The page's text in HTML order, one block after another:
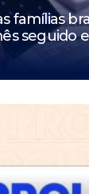
famílias
seguido